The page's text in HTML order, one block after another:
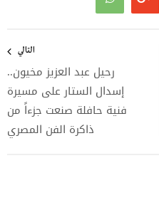
التالي
رحيل عبد العزيز مخيون..
إسدال الستار على مسيرة
فنية حافلة صنعت جزءاً من
ذاكرة الفن المصري